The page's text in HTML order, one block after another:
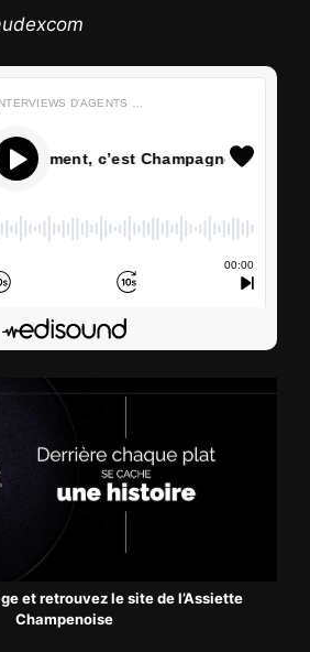
D'AGENTS D'ENTRETIENS
c’est Champagne !
00:00
X LinkedIn
et retrouvez le site de l’Assiette
Champenoise